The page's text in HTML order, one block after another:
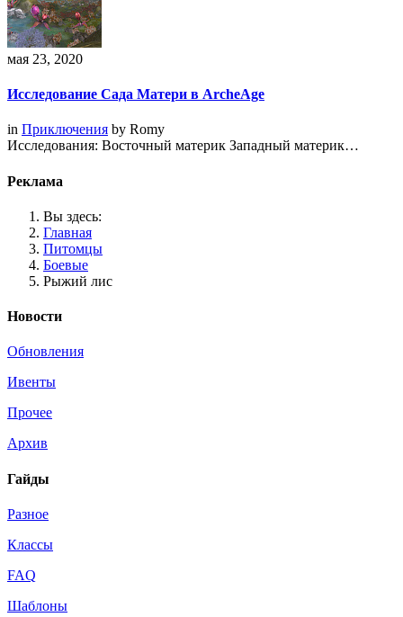
мая 23, 2020
Исследование Сада Матери в ArcheAge
in Приключения by Romy
Исследования: Восточный материк Западный материк…
Реклама
Вы здесь:
Главная
Питомцы
Боевые
Рыжий лис
Новости
Обновления
Ивенты
Прочее
Архив
Гайды
Разное
Классы
FAQ
Шаблоны